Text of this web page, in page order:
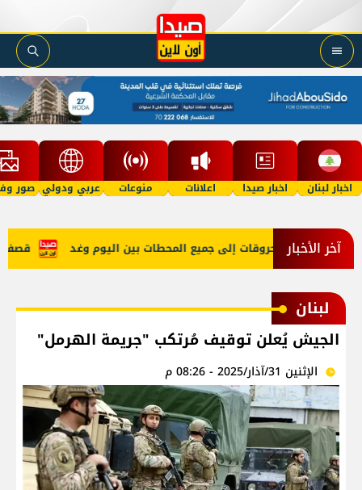
اخبار لبنان اخبار صيدا اعلانات منوعات عربي ودولي صور
آخر الأخبار قصف طبيعي والمحروقات إلى جميع المحطات بين اليوم وغد
لبنان
الجيش يُعلن توقيف مُرتكب "جريمة الهرمل"
الإثنين 31/آذار/2025 - 08:26 م